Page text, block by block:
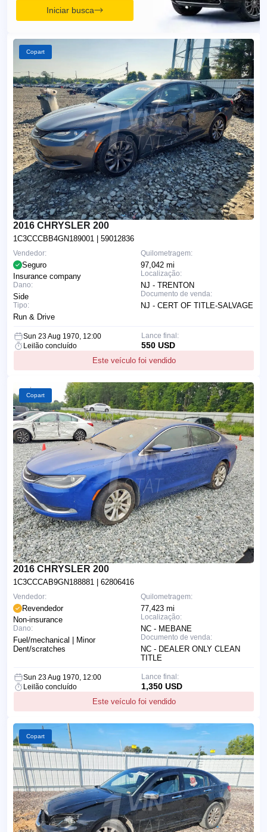
Iniciar busca
Copart
2016 CHRYSLER 200
1C3CCCBB4GN189001 | 59012836
Quilometragem:
97,042 mi
Localização:
NJ - TRENTON
Documento de venda:
NJ - CERT OF TITLE-SALVAGE
Vendedor:
Seguro
Insurance company
Dano:
Side
Tipo:
Run & Drive
Sun 23 Aug 1970, 12:00
Leilão concluído
Este veículo foi vendido
Lance final:
550 USD
Copart
2016 CHRYSLER 200
1C3CCCAB9GN188881 | 62806416
Quilometragem:
77,423 mi
Localização:
NC - MEBANE
Documento de venda:
NC - DEALER ONLY CLEAN
TITLE
Vendedor:
Revendedor
Non-insurance
Dano:
Fuel/mechanical | Minor
Dent/scratches
Sun 23 Aug 1970, 12:00
Leilão concluído
Este veículo foi vendido
Lance final:
1,350 USD
Copart